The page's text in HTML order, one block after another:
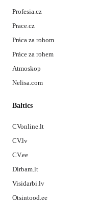
Profesia.cz
Prace.cz
Práca za rohom
Práce za rohem
Atmoskop
Nelisa.com
Baltics
CVonline.lt
CV.lv
CV.ee
Dirbam.lt
Visidarbi.lv
Otsintood.ee